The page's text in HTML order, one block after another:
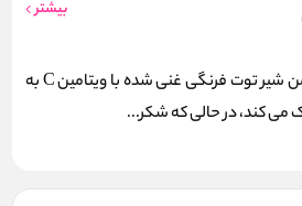
بیشتر
اسکراب شکر بدن فریمن شیر توت فرنگی غنی شده با ویتامین C به
کند، در حالی که شکر...